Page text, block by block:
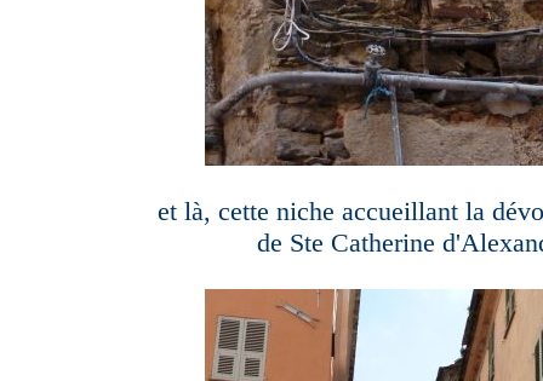
et là, cette niche accueillant la
de Ste Catherine